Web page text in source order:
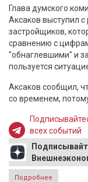
Глава думского
Аксаков выступил с
застройщиков,
сравнению с
"обнаглевшими" и
пользуется
Аксаков сообщил,
со временем,
всех событий
Подробнее